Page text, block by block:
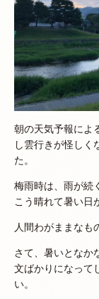
朝の天気予報によ
し雲行きが怪しく
た。
梅雨時は、雨が続
こう晴れて暑い日
人間わがままなも
さて、暑いとなか
文ばかりになって
い。